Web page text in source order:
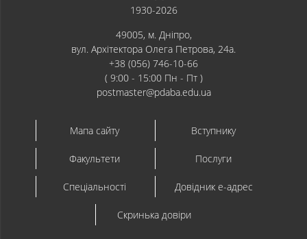
1930-2026
49005, м. Дніпро,
вул. Архітектора Олега Петрова, 24а.
+38 (056) 746-10-66
( 9:00 - 15:00 Пн - Пт )
postmaster@pdaba.edu.ua
Мапа сайту Вступнику
Факультети Послуги
Спеціальності Довідник e-адрес
Скринька довіри